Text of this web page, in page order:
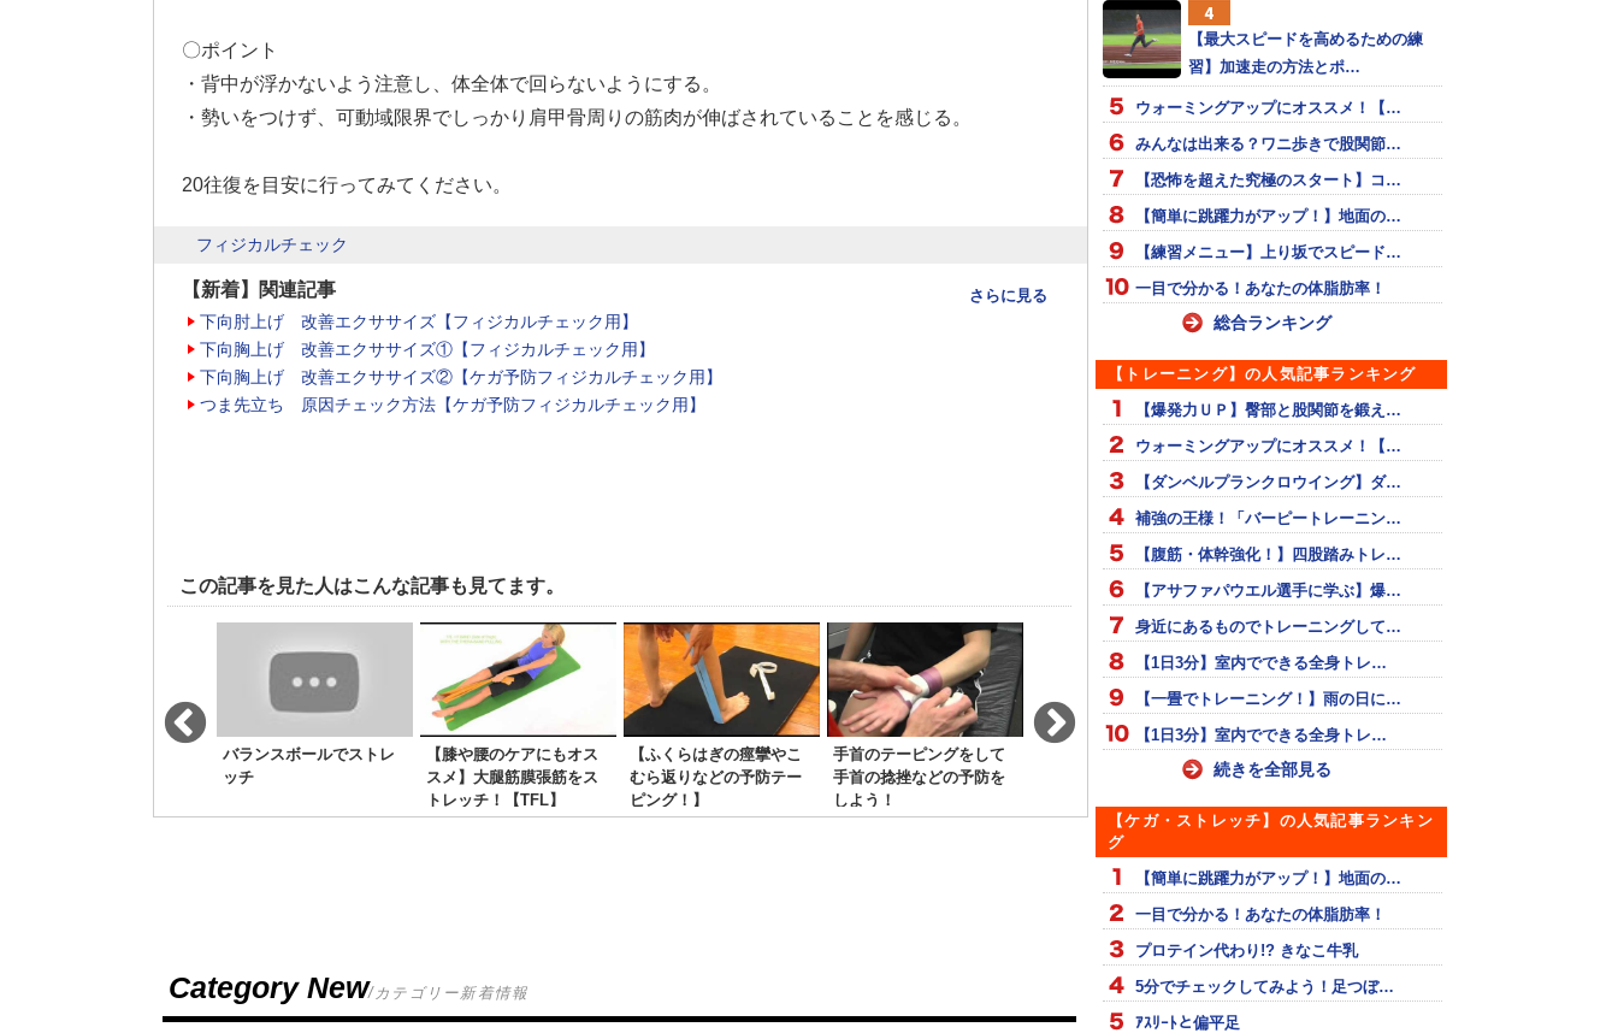
〇ポイント
・背中が浮かないよう注意し、体全体で回らないようにする。
・勢いをつけず、可動域限界でしっかり肩甲骨周りの筋肉が伸ばされていることを感じる。
20往復を目安に行ってみてください。
フィジカルチェック
【新着】関連記事 さらに見る
下向肘上げ 改善エクササイズ【フィジカルチェック用】
下向胸上げ 改善エクササイズ①【フィジカルチェック用】
下向胸上げ 改善エクササイズ②【ケガ予防フィジカルチェック用】
つま先立ち 原因チェック方法【ケガ予防フィジカルチェック用】
この記事を見た人はこんな記事も見てます。
バランスボールでストレ
ッチ
【膝や腰のケアにもオス
スメ】大腿筋膜張筋をス
トレッチ！【TFL】
【ふくらはぎの痙攣やこ
むら返りなどの予防テー
ピング！】
手首のテーピングをして
手首の捻挫などの予防を
しよう！
ケガをすると厄介な箇
所！脹脛（ふくらはぎ）
腰痛に使えるテーピング
Category New/カテゴリー新着情報
【最大スピードを高めるための練
習】加速走の方法とポ…
ウォーミングアップにオススメ！【…
みんなは出来る？ワニ歩きで股関節…
【恐怖を超えた究極のスタート】コ…
【簡単に跳躍力がアップ！】地面の…
【練習メニュー】上り坂でスピード…
一目で分かる！あなたの体脂肪率！
総合ランキング
【トレーニング】の人気記事ランキング
【爆発力ＵＰ】臀部と股関節を鍛え…
ウォーミングアップにオススメ！【…
【ダンベルプランクロウイング】ダ…
補強の王様！「バーピートレーニン…
【腹筋・体幹強化！】四股踏みトレ…
【アサファパウエル選手に学ぶ】爆…
身近にあるものでトレーニングして…
【1日3分】室内でできる全身トレ…
【一畳でトレーニング！】雨の日に…
【1日3分】室内でできる全身トレ…
続きを全部見る
【ケガ・ストレッチ】の人気記事ランキン
グ
【簡単に跳躍力がアップ！】地面の…
一目で分かる！あなたの体脂肪率！
プロテイン代わり!? きなこ牛乳
5分でチェックしてみよう！足つぼ…
ｱｽﾘｰﾄと偏平足